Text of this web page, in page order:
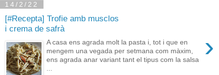
14/2/22
[#Recepta] Trofie amb musclos
i crema de safrà
›
A casa ens agrada molt la pasta i, tot i que en
mengem una vegada per setmana com màxim,
ens agrada anar variant tant el tipus com la salsa
...